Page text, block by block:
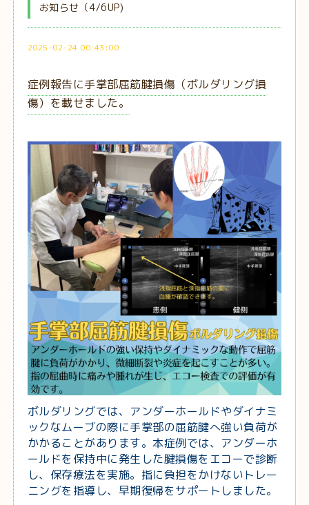
お知らせ（4/6UP)
2025-02-24 00:43:00
症例報告に手掌部屈筋腱損傷（ボルダリング損
傷）を載せました。
ボルダリングでは、アンダーホールドやダイナミ
ックなムーブの際に手掌部の屈筋腱へ強い負荷が
かかることがあります。本症例では、アンダーホ
ールドを保持中に発生した腱損傷をエコーで診断
し、保存療法を実施。指に負担をかけないトレー
ニングを指導し、早期復帰をサポートしました。